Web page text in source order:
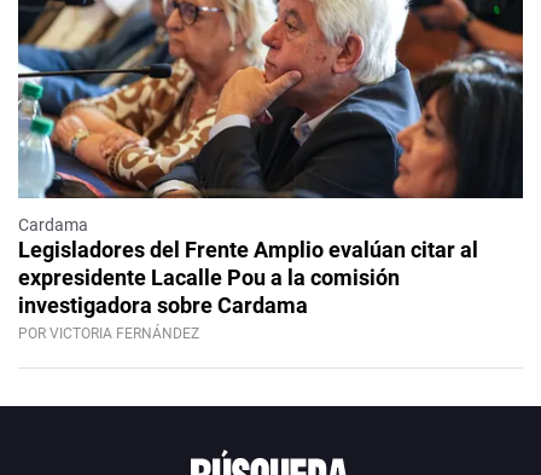
Cardama
Legisladores del Frente Amplio evalúan citar al
expresidente Lacalle Pou a la comisión
investigadora sobre Cardama
POR VICTORIA FERNÁNDEZ